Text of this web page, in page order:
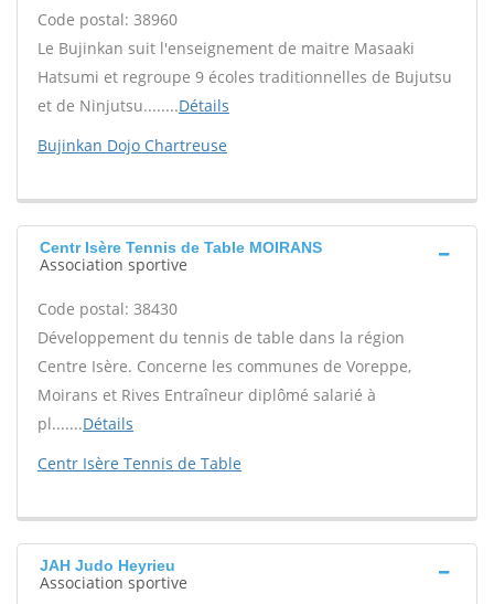
Code postal: 38960
Le Bujinkan suit l'enseignement de maitre Masaaki
Hatsumi et regroupe 9 écoles traditionnelles de Bujutsu
et de Ninjutsu........Détails
Bujinkan Dojo Chartreuse
Centr Isère Tennis de Table MOIRANS
Association sportive
Code postal: 38430
Développement du tennis de table dans la région
Centre Isère. Concerne les communes de Voreppe,
Moirans et Rives Entraîneur diplômé salarié à
pl.......Détails
Centr Isère Tennis de Table
JAH Judo Heyrieu
Association sportive